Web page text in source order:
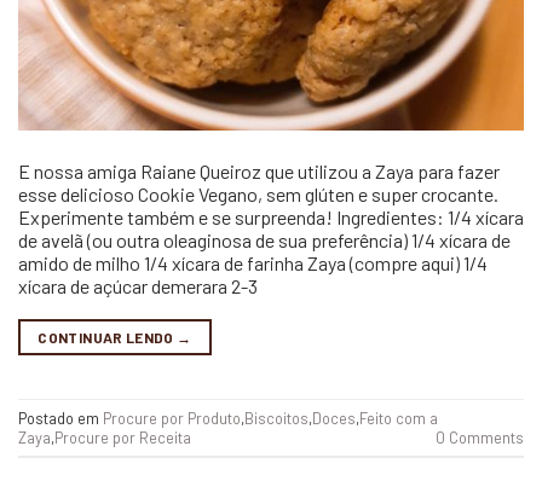
E nossa amiga Raiane Queiroz que utilizou a Zaya para fazer
esse delicioso Cookie Vegano, sem glúten e super crocante.
Experimente também e se surpreenda! Ingredientes: 1/4 xícara
de avelã (ou outra oleaginosa de sua preferência) 1/4 xícara de
amido de milho 1/4 xícara de farinha Zaya (compre aqui) 1/4
xícara de açúcar demerara 2-3
CONTINUAR LENDO →
Postado em Procure por Produto,Biscoitos,Doces,Feito com a
Zaya,Procure por Receita 0 Comments